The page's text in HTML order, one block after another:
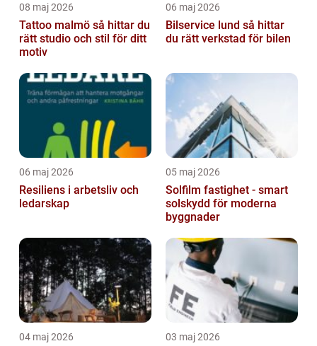
08 maj 2026
Tattoo malmö så hittar du
rätt studio och stil för ditt
motiv
06 maj 2026
Bilservice lund så hittar
du rätt verkstad för bilen
06 maj 2026
Resiliens i arbetsliv och
ledarskap
05 maj 2026
Solfilm fastighet - smart
solskydd för moderna
byggnader
04 maj 2026 03 maj 2026